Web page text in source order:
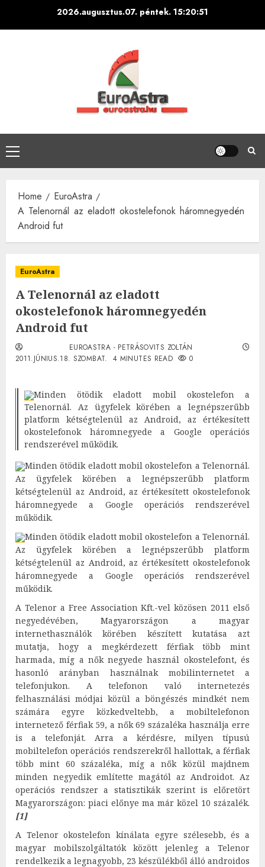
2026.augusztus.07. péntek. 15:20:52
Primary
Menu
Home
EuroAstra
A Telenornál az eladott okostelefonok háromnegyedén
Android fut
EuroAstra
A Telenornál az eladott
okostelefonok háromnegyedén
Android fut
EUROASTRA - PETRÁSOVITS ZOLTÁN
2011.JÚNIUS.18. SZOMBAT.
4 MINUTES READ 0
Minden ötödik eladott mobil okostelefon a
Telenornál. Az ügyfelek körében a legnépszerűbb
platform kétségtelenül az Android, az értékesített
okostelefonok háromnegyede a Google operációs
rendszerével működik.
Minden ötödik eladott mobil okostelefon a Telenornál.
Az ügyfelek körében a legnépszerűbb platform
kétségtelenül az Android, az értékesített okostelefonok
háromnegyede a Google operációs rendszerével
működik.
Minden ötödik eladott mobil okostelefon a Telenornál.
Az ügyfelek körében a legnépszerűbb platform
kétségtelenül az Android, az értékesített okostelefonok
háromnegyede a Google operációs rendszerével
működik.
A Telenor a Free Association Kft.-vel közösen 2011 első
negyedévében, Magyarországon a magyar
internethasználók körében készített kutatása azt
mutatja, hogy a megkérdezett férfiak több mint
harmada, míg a nők negyede használ okostelefont, és
hasonló arányban használnak mobilinternetet a
telefonjukon. A telefonon való internetezés
felhasználási módjai közül a böngészés mindkét nem
számára egyre közkedveltebb, a mobiltelefonon
internetező férfiak 59, a nők 69 százaléka használja erre
is a telefonját. Arra a kérdésre, milyen típusú
mobiltelefon operációs rendszerekről hallottak, a férfiak
több mint 60 százaléka, míg a nők közül majdnem
minden negyedik említette magától az Androidot. Az
operációs rendszer a statisztikák szerint is előretört
Magyarországon: piaci előnye ma már közel 10 százalék.
[1]
A Telenor okostelefon kínálata egyre szélesebb, és a
magyar mobilszolgáltatók között jelenleg a Telenor
rendelkezik a legnagyobb, 23 készülékből álló androidos